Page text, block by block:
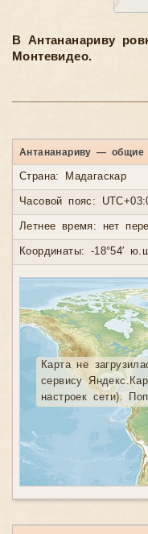
В Антананариву
Монтевидео.
Антананариву — общие
Страна: Мадагаскар
Часовой пояс:
Летнее время: нет
Координаты: -18°54′
Карта не
сервису
настроек сети).